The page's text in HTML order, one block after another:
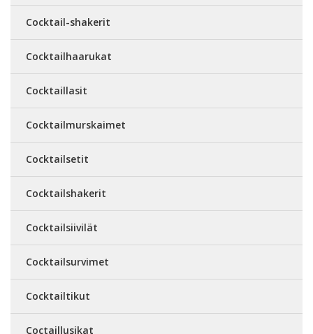
Cocktail-shakerit
Cocktailhaarukat
Cocktaillasit
Cocktailmurskaimet
Cocktailsetit
Cocktailshakerit
Cocktailsiivilät
Cocktailsurvimet
Cocktailtikut
Coctaillusikat